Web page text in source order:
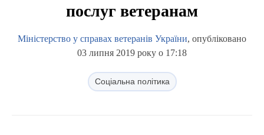
послуг ветеранам
Міністерство у справах ветеранів України, опубліковано
03 липня 2019 року о 17:18
Соціальна політика